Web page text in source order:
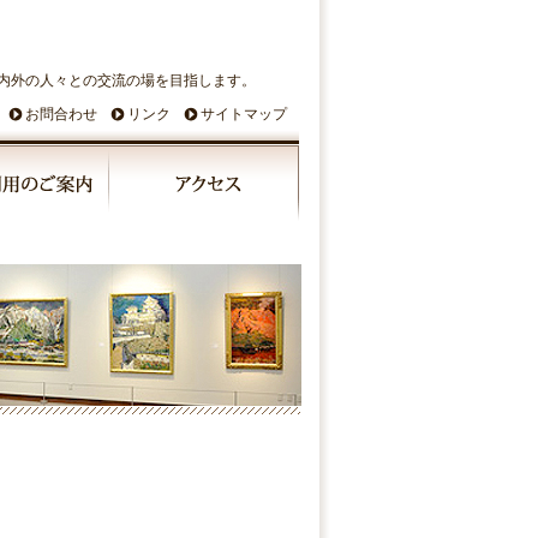
の人々との交流の場を目指します。
サイトマップ
リンク
お問合わせ